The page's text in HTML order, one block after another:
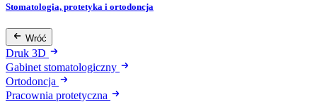
Stomatologia, protetyka i ortodoncja
Wróć
Druk 3D
Gabinet stomatologiczny
Ortodoncja
Pracownia protetyczna